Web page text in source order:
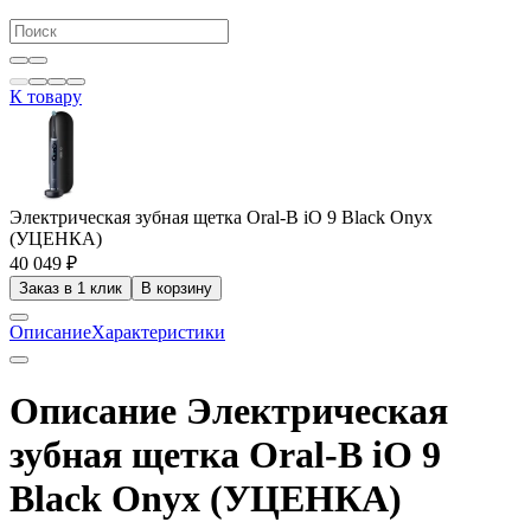
К товару
Электрическая зубная щетка Oral-B iO 9 Black Onyx
(УЦЕНКА)
40 049 ₽
Заказ в 1 клик В корзину
ОписаниеХарактеристики
Описание Электрическая
зубная щетка Oral-B iO 9
Black Onyx (УЦЕНКА)